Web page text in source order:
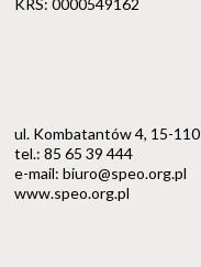
KRS: 0000549162
ul. Kombatantów 4, 15-
tel.: 85 65 39 444
e-mail: biuro@speo.org.pl
www.speo.org.pl